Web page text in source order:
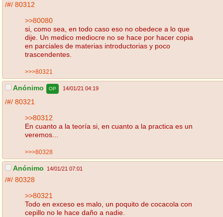
/#/ 80312
>>80080
si, como sea, en todo caso eso no obedece a lo que
dije. Un medico mediocre no se hace por hacer copia
en parciales de materias introductorias y poco
trascendentes.
>>>80321
Anónimo OP 14/01/21 04:19
/#/ 80321
>>80312
En cuanto a la teoría si, en cuanto a la practica es un
veremos...
>>>80328
Anónimo 14/01/21 07:01
/#/ 80328
>>80321
Todo en exceso es malo, un poquito de cocacola con
cepillo no le hace daño a nadie.